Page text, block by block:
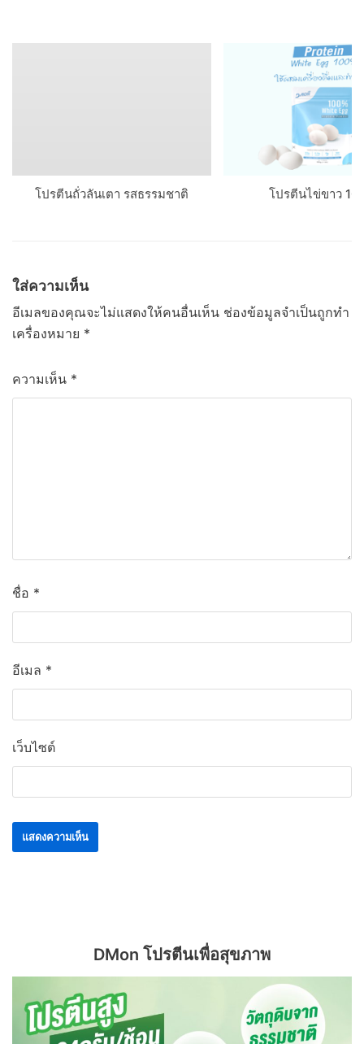
โปรตีนถั่วลันเตา รสธรรมชาติ โปรตีนไข่ขาว
ใส่ความเห็น
อีเมลของคุณจะไม่แสดงให้คนอื่นเห็น ช่องข้อมูลจำเป็นถูกทำ
เครื่องหมาย *
ความเห็น *
ชื่อ *
อีเมล *
เว็บไซต์
DMon โปรตีนเพื่อสุขภาพ